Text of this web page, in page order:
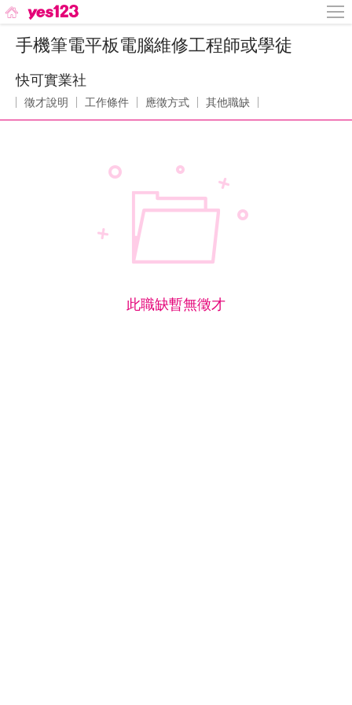
手機筆電平板電腦維修工程師或學徒
快可實業社
徵才說明 工作條件 應徵方式 其他職缺
此職缺暫無徵才